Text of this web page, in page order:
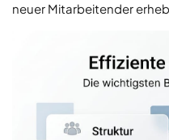
neuer Mitarbeitender